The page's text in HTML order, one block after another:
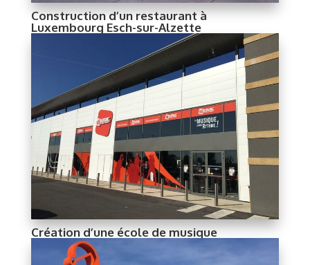
Construction d’un restaurant à
Luxembourg Esch-sur-Alzette
Création d’une école de musique